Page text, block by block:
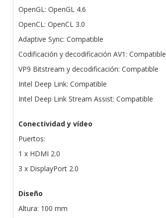
OpenGL: OpenGL 4.6
OpenCL: OpenCL 3.0
Adaptive Sync: Compatible
Codificación y decodificación AV1: Compatible
VP9 Bitstream y decodificación: Compatible
Intel Deep Link: Compatible
Intel Deep Link Stream Assist: Compatible
Conectividad y vídeo
Puertos:
1 x HDMI 2.0
3 x DisplayPort 2.0
Diseño
Altura: 100 mm